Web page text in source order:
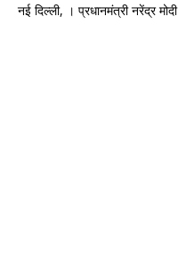
नई दिल्ली, । प्रधानमंत्री नरेंद्र